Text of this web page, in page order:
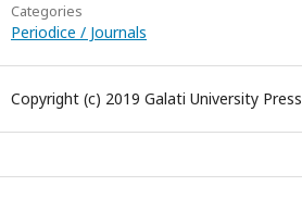
Categories
Periodice / Journals
Copyright (c) 2019 Galati University Press